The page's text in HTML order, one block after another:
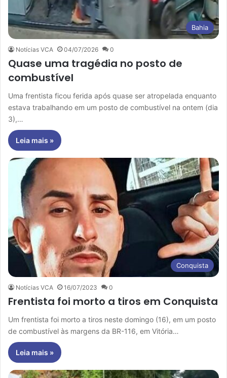
Bahia
Notícias VCA 04/07/2026 0
Quase uma tragédia no posto de
combustível
Uma frentista ficou ferida após quase ser atropelada enquanto
estava trabalhando em um posto de combustível na ontem (dia
3),…
Leia mais »
Conquista
Notícias VCA 16/07/2023 0
Frentista foi morto a tiros em Conquista
Um frentista foi morto a tiros neste domingo (16), em um posto
de combustível às margens da BR-116, em Vitória…
Leia mais »